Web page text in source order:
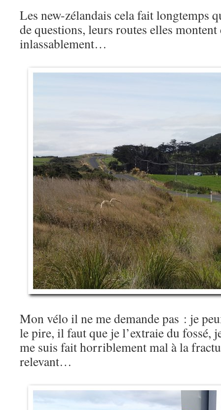
Les new-zélandais cela fait longtemps
de questions, leurs routes elles montent
inlassablement…
Mon vélo il ne me demande pas : je
le pire, il faut que je l’extraie du fossé,
me suis fait horriblement mal à la
relevant…